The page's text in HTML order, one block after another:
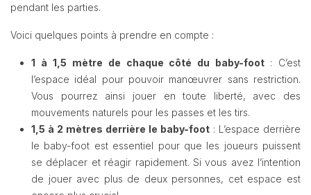
pendant les parties.
Voici quelques points à prendre en compte :
1 à 1,5 mètre de chaque côté du baby-foot : C’est
l’espace idéal pour pouvoir manœuvrer sans restriction.
Vous pourrez ainsi jouer en toute liberté, avec des
mouvements naturels pour les passes et les tirs.
1,5 à 2 mètres derrière le baby-foot : L’espace derrière
le baby-foot est essentiel pour que les joueurs puissent
se déplacer et réagir rapidement. Si vous avez l’intention
de jouer avec plus de deux personnes, cet espace est